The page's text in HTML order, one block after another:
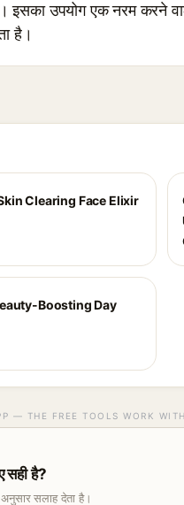
इसका उपयोग एक नरम
है।
Clearing Face Elixir
Boosting Day
— THE FREE TOOLS WORK
है?
सलाह देता है।